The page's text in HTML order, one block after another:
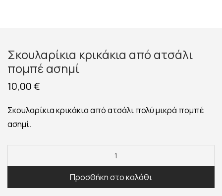
Σκουλαρίκια κρικάκια από ατσάλι
πομπέ ασημί
10,00€
Σκουλαρίκια κρικάκια από ατσάλι πολύ μικρά πομπέ
ασημί.
Προσθήκη στο καλάθι